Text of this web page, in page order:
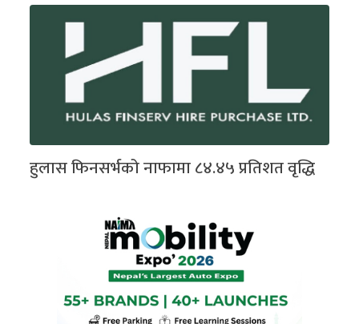
हुलास फिनसर्भको नाफामा ८४.४५ प्रतिशत वृद्धि